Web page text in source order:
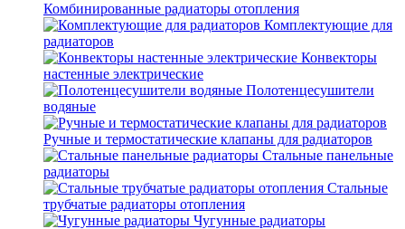
Комбинированные радиаторы отопления
Комплектующие для
радиаторов
Конвекторы
настенные электрические
Полотенцесушители
водяные
Ручные и термостатические клапаны для радиаторов
Стальные панельные
радиаторы
Стальные
трубчатые радиаторы отопления
Чугунные радиаторы